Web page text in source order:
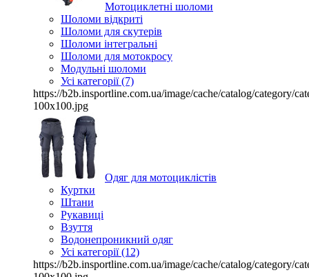
Мотоциклетні шоломи
Шоломи відкриті
Шоломи для скутерів
Шоломи інтегральні
Шоломи для мотокросу
Модульні шоломи
Усі категорії (7)
https://b2b.insportline.com.ua/image/cache/catalog/category/
100x100.jpg
Одяг для мотоциклістів
Куртки
Штани
Рукавиці
Взуття
Водонепроникний одяг
Усі категорії (12)
https://b2b.insportline.com.ua/image/cache/catalog/category/